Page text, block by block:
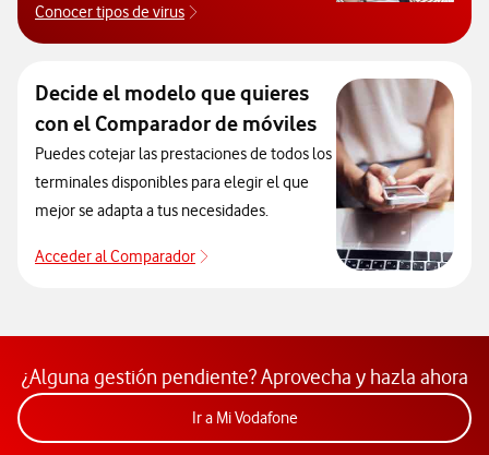
Conocer tipos de virus
Descubre los tipos de virus que pueden
Decide el modelo que quieres
con el Comparador de móviles
Puedes cotejar las prestaciones de todos los
terminales disponibles para elegir el que
mejor se adapta a tus necesidades.
Acceder al Comparador
Para elegir un modelo de móvil antes
¿Alguna gestión pendiente? Aprovecha y hazla ahora
Ir a Mi VodafoneAcceder a la app Mi